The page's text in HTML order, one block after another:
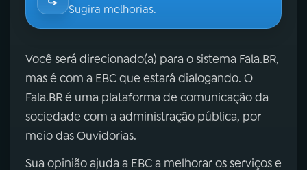
Sugira melhorias.
Você será direcionado(a) para o sistema Fala.BR,
mas é com a EBC que estará dialogando. O
Fala.BR é uma plataforma de comunicação da
sociedade com a administração pública, por
meio das Ouvidorias.
Sua opinião ajuda a EBC a melhorar os serviços e